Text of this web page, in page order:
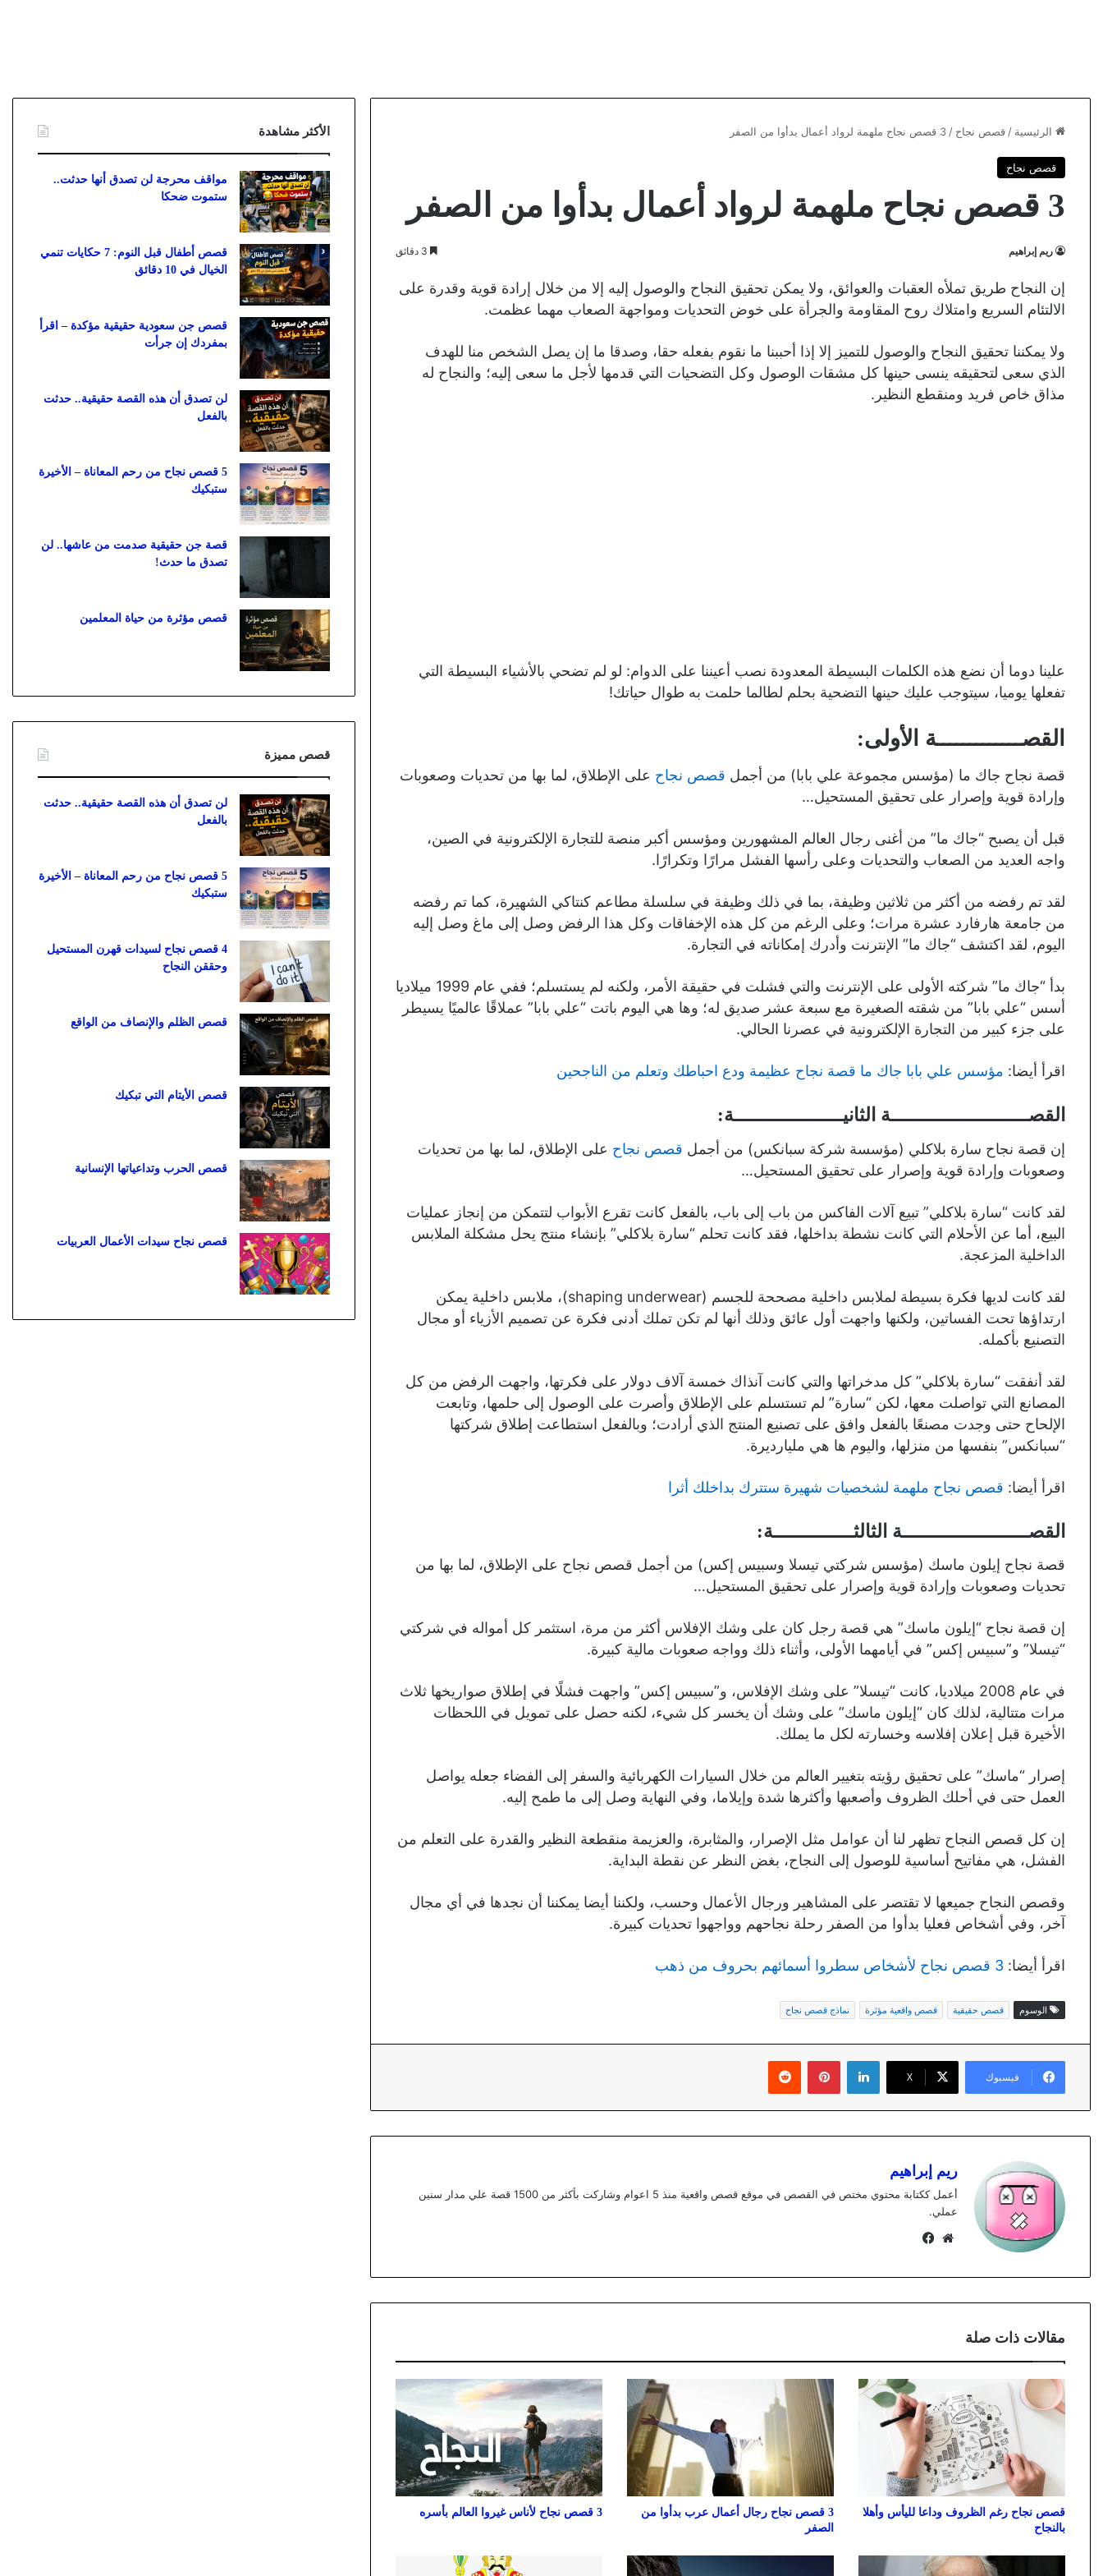
الرئيسية / قصص نجاح / 3 قصص نجاح ملهمة لرواد أعمال بدأوا من الصفر
قصص نجاح
3 قصص نجاح ملهمة لرواد أعمال بدأوا من الصفر
ريم إبراهيم
إن النجاح طريق تملأه العقبات والعوائق، ولا يمكن تحقيق النجاح والوصول إليه إلا من خلال إرادة قوية وقدرة على
الالتئام السريع وامتلاك روح المقاومة والجرأة على خوض التحديات ومواجهة الصعاب مهما عظمت.
ولا يمكننا تحقيق النجاح والوصول للتميز إلا إذا أحببنا ما نقوم بفعله حقا، وصدقا ما إن يصل الشخص منا للهدف
الذي سعى لتحقيقه ينسى حينها كل مشقات الوصول وكل التضحيات التي قدمها لأجل ما سعى إليه؛ والنجاح له
مذاق خاص فريد ومنقطع النظير.
علينا دوما أن نضع هذه الكلمات البسيطة المعدودة نصب أعيننا على الدوام: لو لم تضحي بالأشياء البسيطة التي
تفعلها يوميا، سيتوجب عليك حينها التضحية بحلم لطالما حلمت به طوال حياتك!
القصـــــــــــــة الأولى:
قصة نجاح جاك ما (مؤسس مجموعة علي بابا) من أجمل قصص نجاح على الإطلاق، لما بها من تحديات وصعوبات
وإرادة قوية وإصرار على تحقيق المستحيل…
قبل أن يصبح “جاك ما” من أغنى رجال العالم المشهورين ومؤسس أكبر منصة للتجارة الإلكترونية في الصين،
واجه العديد من الصعاب والتحديات وعلى رأسها الفشل مرارًا وتكرارًا.
لقد تم رفضه من أكثر من ثلاثين وظيفة، بما في ذلك وظيفة في سلسلة مطاعم كنتاكي الشهيرة، كما تم رفضه
من جامعة هارفارد عشرة مرات؛ وعلى الرغم من كل هذه الإخفاقات وكل هذا الرفض وصل إلى ماغ وصل إليه
اليوم، لقد اكتشف “جاك ما” الإنترنت وأدرك إمكاناته في التجارة.
بدأ “جاك ما” شركته الأولى على الإنترنت والتي فشلت في حقيقة الأمر، ولكنه لم يستسلم؛ ففي عام 1999 ميلاديا
أسس “علي بابا” من شقته الصغيرة مع سبعة عشر صديق له؛ وها هي اليوم باتت “علي بابا” عملاقًا عالميًا يسيطر
على جزء كبير من التجارة الإلكترونية في عصرنا الحالي.
اقرأ أيضا: مؤسس علي بابا جاك ما قصة نجاح عظيمة ودع احباطك وتعلم من الناجحين
القصــــــــــــــــــــــــة الثانيـــــــــــــــــــة:
إن قصة نجاح سارة بلاكلي (مؤسسة شركة سبانكس) من أجمل قصص نجاح على الإطلاق، لما بها من تحديات
وصعوبات وإرادة قوية وإصرار على تحقيق المستحيل…
لقد كانت “سارة بلاكلي” تبيع آلات الفاكس من باب إلى باب، بالفعل كانت تقرع الأبواب لتتمكن من إنجاز عمليات
البيع، أما عن الأحلام التي كانت نشطة بداخلها، فقد كانت تحلم “سارة بلاكلي” بإنشاء منتج يحل مشكلة الملابس
الداخلية المزعجة.
لقد كانت لديها فكرة بسيطة لملابس داخلية مصححة للجسم (shaping underwear)، ملابس داخلية يمكن
ارتداؤها تحت الفساتين، ولكنها واجهت أول عائق وذلك أنها لم تكن تملك أدنى فكرة عن تصميم الأزياء أو مجال
التصنيع بأكمله.
لقد أنفقت “سارة بلاكلي” كل مدخراتها والتي كانت آنذاك خمسة آلاف دولار على فكرتها، واجهت الرفض من كل
المصانع التي تواصلت معها، لكن “سارة” لم تستسلم على الإطلاق وأصرت على الوصول إلى حلمها، وتابعت
الإلحاح حتى وجدت مصنعًا بالفعل وافق على تصنيع المنتج الذي أرادت؛ وبالفعل استطاعت إطلاق شركتها
“سبانكس” بنفسها من منزلها، واليوم ها هي مليارديرة.
اقرأ أيضا: قصص نجاح ملهمة لشخصيات شهيرة ستترك بداخلك أثرا
القصــــــــــــــــــــــة الثالثــــــــــــــة:
قصة نجاح إيلون ماسك (مؤسس شركتي تيسلا وسبيس إكس) من أجمل قصص نجاح على الإطلاق، لما بها من
تحديات وصعوبات وإرادة قوية وإصرار على تحقيق المستحيل…
إن قصة نجاح “إيلون ماسك” هي قصة رجل كان على وشك الإفلاس أكثر من مرة، استثمر كل أمواله في شركتي
“تيسلا” و”سبيس إكس” في أيامهما الأولى، وأثناء ذلك وواجه صعوبات مالية كبيرة.
في عام 2008 ميلاديا، كانت “تيسلا” على وشك الإفلاس، و”سبيس إكس” واجهت فشلًا في إطلاق صواريخها ثلاث
مرات متتالية، لذلك كان “إيلون ماسك” على وشك أن يخسر كل شيء، لكنه حصل على تمويل في اللحظات
الأخيرة قبل إعلان إفلاسه وخسارته لكل ما يملك.
إصرار “ماسك” على تحقيق رؤيته بتغيير العالم من خلال السيارات الكهربائية والسفر إلى الفضاء جعله يواصل
العمل حتى في أحلك الظروف وأصعبها وأكثرها شدة وإيلاما، وفي النهاية وصل إلى ما طمح إليه.
إن كل قصص النجاح تظهر لنا أن عوامل مثل الإصرار، والمثابرة، والعزيمة منقطعة النظير والقدرة على التعلم من
الفشل، هي مفاتيح أساسية للوصول إلى النجاح، بغض النظر عن نقطة البداية.
وقصص النجاح جميعها لا تقتصر على المشاهير ورجال الأعمال وحسب، ولكننا أيضا يمكننا أن نجدها في أي مجال
آخر، وفي أشخاص فعليا بدأوا من الصفر رحلة نجاحهم وواجهوا تحديات كبيرة.
اقرأ أيضا: 3 قصص نجاح لأشخاص سطروا أسمائهم بحروف من ذهب
الوسوم قصص حقيقية قصص واقعية مؤثرة نماذج قصص نجاح
فيسبوك X
لينكدإن بينتيريست
ريم إبراهيم
أعمل ككتابة محتوي مختص في القصص في موقع قصص واقعية منذ 5 اعوام وشاركت بأكثر من 1500 قصة علي مدار سنين
عملي.
موقع
مقالات ذات صلة
قصص نجاح رغم الظروف وداعا لليأس وأهلا
بالنجاح
3 قصص نجاح رجال أعمال عرب بدأوا من
الصفر
3 قصص نجاح لأناس غيروا العالم بأسره
الأكثر مشاهدة
مواقف محرجة لن تصدق أنها حدثت..
ستموت ضحكا
قصص أطفال قبل النوم: 7 حكايات تنمي
الخيال في 10 دقائق
قصص جن سعودية حقيقية مؤكدة – اقرأ
بمفردك إن جرأت
لن تصدق أن هذه القصة حقيقية.. حدثت
بالفعل
5 قصص نجاح من رحم المعاناة – الأخيرة
ستبكيك
قصة جن حقيقية صدمت من عاشها.. لن
تصدق ما حدث!
قصص مؤثرة من حياة المعلمين
قصص مميزة
لن تصدق أن هذه القصة حقيقية.. حدثت
بالفعل
5 قصص نجاح من رحم المعاناة – الأخيرة
ستبكيك
4 قصص نجاح لسيدات قهرن المستحيل
وحققن النجاح
قصص الظلم والإنصاف من الواقع
قصص الأيتام التي تبكيك
قصص الحرب وتداعياتها الإنسانية
قصص نجاح سيدات الأعمال العربيات